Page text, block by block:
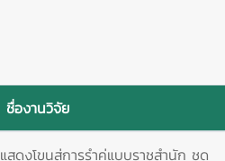
ชื่องานวิจัย
สดงโขนสู่การรำคู่แบบราชสำนัก ชุด